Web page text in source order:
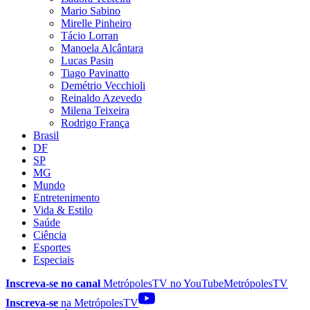
Mario Sabino
Mirelle Pinheiro
Tácio Lorran
Manoela Alcântara
Lucas Pasin
Tiago Pavinatto
Demétrio Vecchioli
Reinaldo Azevedo
Milena Teixeira
Rodrigo França
Brasil
DF
SP
MG
Mundo
Entretenimento
Vida & Estilo
Saúde
Ciência
Esportes
Especiais
Inscreva-se no canal MetrópolesTV noYouTubeMetrópolesTV
Inscreva-se na MetrópolesTV